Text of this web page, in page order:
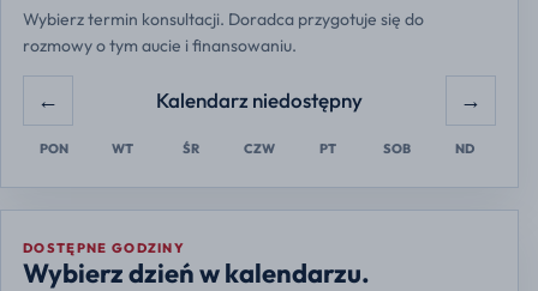
Wybierz termin konsultacji. Doradca przygotuje się do
rozmowy o tym aucie i finansowaniu.
← Kalendarz niedostępny →
PON WT ŚR CZW PT SOB ND
DOSTĘPNE GODZINY
Wybierz dzień w kalendarzu.